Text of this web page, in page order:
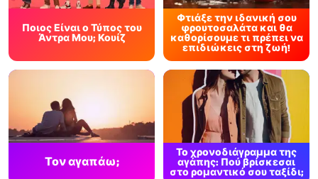
Ποιος Είναι ο Τύπος του
Άντρα Μου; Κουίζ
Φτιάξε την ιδανική σου
φρουτοσαλάτα και θα
καθορίσουμε τι πρέπει να
επιδιώκεις στη ζωή!
Τον αγαπάω;
Το χρονοδιάγραμμα της
αγάπης: Πού βρίσκεσαι
στο ρομαντικό σου ταξίδι;